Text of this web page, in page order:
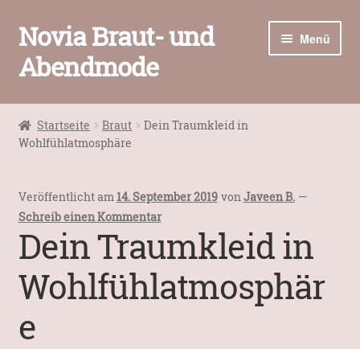
Zur
Navigation
springen
Zum
Inhalt
springen
Novia Braut- und
Abendmode
Menü
Home
Brautmode
Abendmode
Accessoires
Kontakt / Öffnungszeiten
öffnen
Startseite Braut
Dein Traumkleid in
Wohlfühlatmosphäre
Veröffentlicht am 14. September 2019 von Javeen B. —
Schreib einen Kommentar
Dein Traumkleid in
Wohlfühlatmosphär
e